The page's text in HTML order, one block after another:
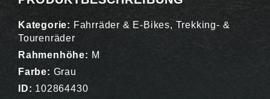
Kategorie: Fahrräder & E-Bikes, Trekking- &
Tourenräder
Rahmenhöhe: M
Farbe: Grau
ID: 102864430